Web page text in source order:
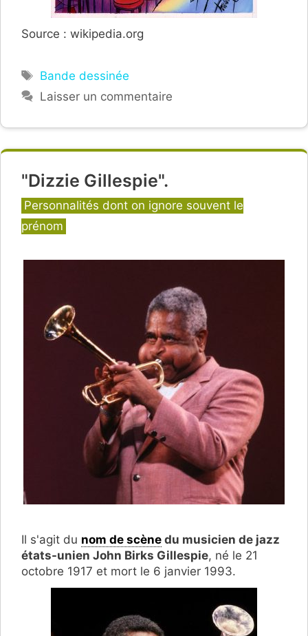
Source : wikipedia.org
Étiquettes
Bande dessinée
Laisser un commentaire
"Dizzie Gillespie".
Catégories
Personnalités dont on ignore souvent le
prénom
Il s'agit du nom de scène du musicien de jazz
états-unien John Birks Gillespie, né le 21
octobre 1917 et mort le 6 janvier 1993.